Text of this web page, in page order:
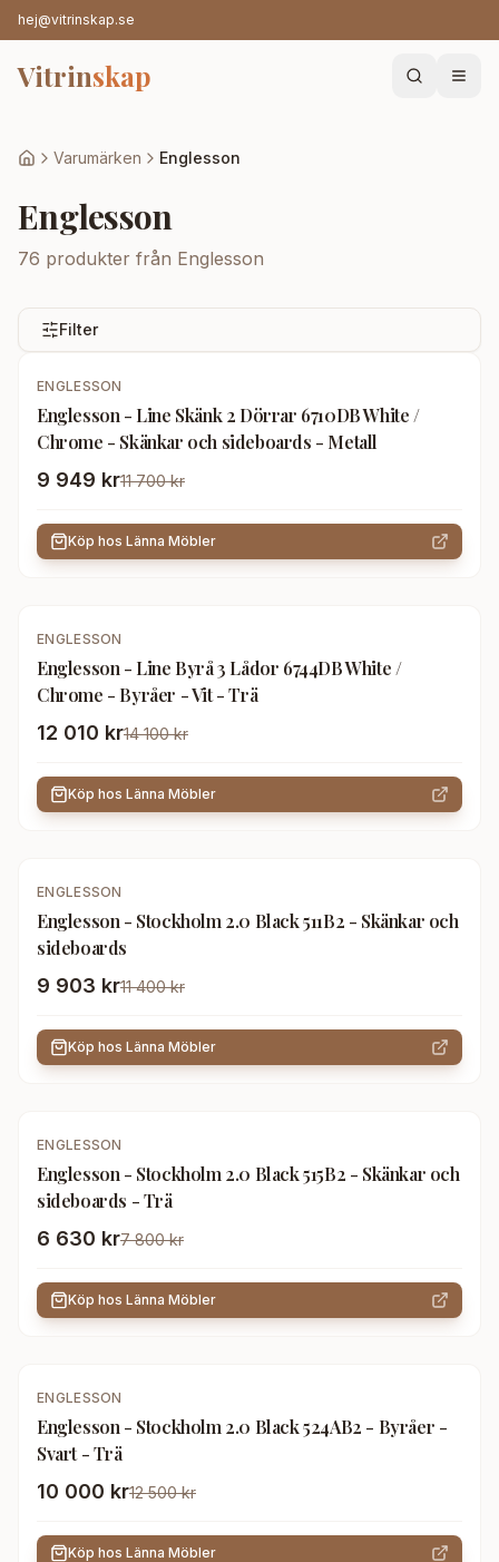
hej@vitrinskap.se
Vitrinskap
Varumärken Englesson
Englesson
76 produkter från Englesson
Filter
- 15%
ENGLESSON
Englesson - Line Skänk 2 Dörrar 6710DB White /
Chrome - Skänkar och sideboards - Metall
9 949 kr11 700 kr
Köp hos Länna Möbler
- 15%
ENGLESSON
Englesson - Line Byrå 3 Lådor 6744DB White /
Chrome - Byråer - Vit - Trä
12 010 kr14 100 kr
Köp hos Länna Möbler
- 13%
ENGLESSON
Englesson - Stockholm 2.0 Black 511B2 - Skänkar och
sideboards
9 903 kr11 400 kr
Köp hos Länna Möbler
- 15%
ENGLESSON
Englesson - Stockholm 2.0 Black 515B2 - Skänkar och
sideboards - Trä
6 630 kr7 800 kr
Köp hos Länna Möbler
- 20 %
ENGLESSON
Englesson - Stockholm 2.0 Black 524AB2 - Byråer -
Svart - Trä
10 000 kr12 500 kr
Köp hos Länna Möbler